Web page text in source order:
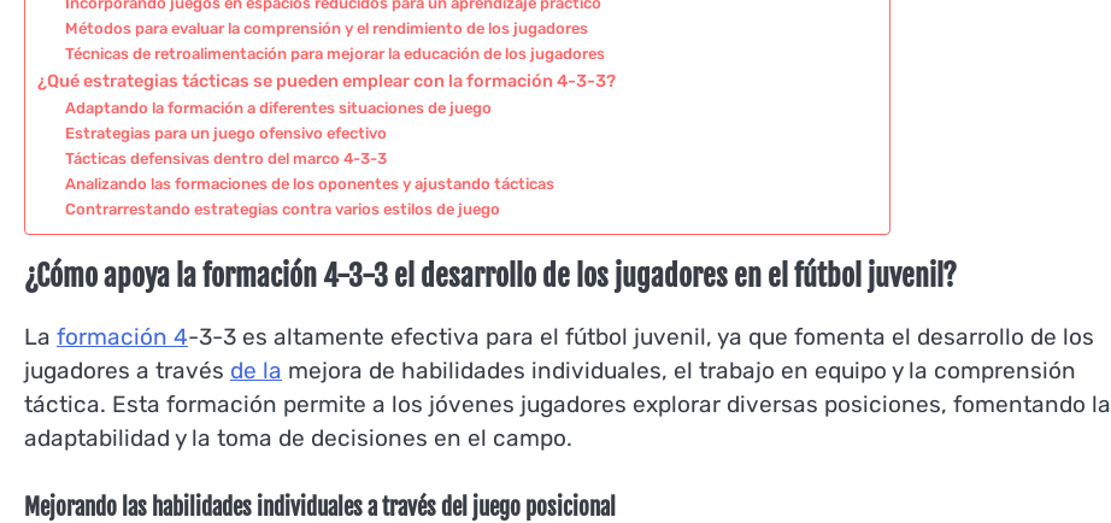
Métodos para evaluar la comprensión y el rendimiento de los jugadores
Técnicas de retroalimentación para mejorar la educación de los jugadores
¿Qué estrategias tácticas se pueden emplear con la formación 4-3-3?
Adaptando la formación a diferentes situaciones de juego
Estrategias para un juego ofensivo efectivo
Tácticas defensivas dentro del marco 4-3-3
Analizando las formaciones de los oponentes y ajustando tácticas
Contrarrestando estrategias contra varios estilos de juego
¿Cómo apoya la formación 4-3-3 el desarrollo de los jugadores en el fútbol juvenil?
La formación 4-3-3 es altamente efectiva para el fútbol juvenil, ya que fomenta el desarrollo de los
jugadores a través de la mejora de habilidades individuales, el trabajo en equipo y la comprensión
táctica. Esta formación permite a los jóvenes jugadores explorar diversas posiciones, fomentando la
adaptabilidad y la toma de decisiones en el campo.
Mejorando las habilidades individuales a través del juego posicional